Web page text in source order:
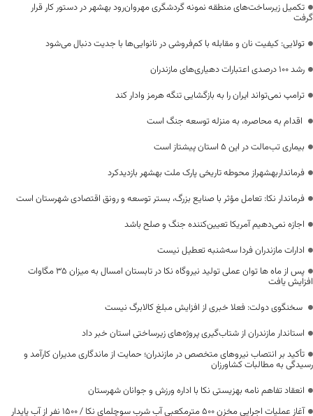
تکمیل زیرساخت‌های منطقه نمونه گردشگری مهروان‌رود بهشهر در دستور کار قرار
گرفت
تولایی: کیفیت نان و مقابله با کم‌فروشی در نانوایی‌ها با جدیت دنبال می‌شود
رشد ۱۰۰ درصدی اعتبارات دهیاری‌های مازندران
ترامپ نمی‌تواند ایران را به بازگشایی تنگه هرمز وادار کند
اقدام به محاصره، به منزله توسعه جنگ است
بیماری تب‌مالت در این ۵ استان پیشتاز است
فرمانداربهشهراز محوطه تاریخی پارک ملت بهشهر بازدیدکرد
فرماندار نکا: تعامل مؤثر با صنایع بزرگ، بستر توسعه و رونق اقتصادی شهرستان است
اجازه نمی‌دهیم آمریکا تعیین‌کننده جنگ و صلح باشد
ادارات مازندران فردا سه‌شنبه تعطیل نیست
پس از ماه ها توان عملی تولید نیروگاه نکا در تابستان امسال به میزان ۳۵ مگاوات
افزایش یافت
سخنگوی دولت: فعلا خبری از افزایش مبلغ کالابرگ نیست
استاندار مازندران از شتاب‌گیری پروژه‌های زیرساختی استان خبر داد
تأکید بر انتصاب نیروهای متخصص در مازندران؛ حمایت از ماندگاری مدیران کارآمد و
رسیدگی به مطالبات کشاورزان
انعقاد تفاهم نامه بهزیستی نکا با اداره ورزش و جوانان شهرستان
آغاز عملیات اجرایی مخزن ۵۰۰ مترمکعبی آب شرب سوچلمای نکا / ۱۵۰۰ نفر از آب پایدار